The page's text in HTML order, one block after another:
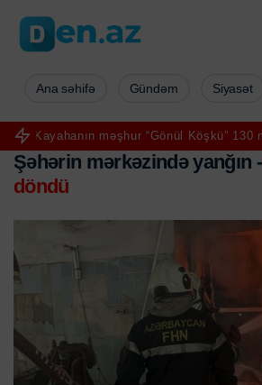
məşhur “Gönül Köşkü” 130 milyon
Ana səhifə Gündəm Siyasət
Şəhərin mərkəzində yanğın -
döndü